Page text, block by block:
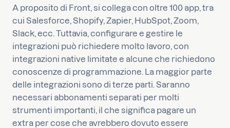
A proposito di Front, si collega con oltre 100 app, tra
cui Salesforce, Shopify, Zapier, HubSpot, Zoom,
Slack, ecc. Tuttavia, configurare e gestire le
integrazioni può richiedere molto lavoro, con
integrazioni native limitate e alcune che richiedono
conoscenze di programmazione. La maggior parte
delle integrazioni sono di terze parti. Saranno
necessari abbonamenti separati per molti
strumenti importanti, il che significa pagare un
extra per cose che avrebbero dovuto essere